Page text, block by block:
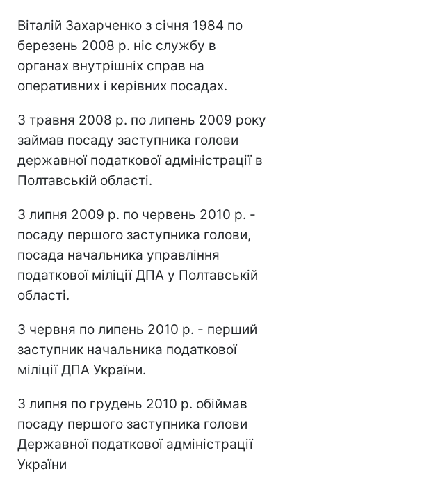
Віталій Захарченко з січня 1984 по
березень 2008 р. ніс службу в
органах внутрішніх справ на
оперативних і керівних посадах.
З травня 2008 р. по липень 2009 року
займав посаду заступника голови
державної податкової адміністрації в
Полтавській області.
З липня 2009 р. по червень 2010 р. -
посаду першого заступника голови,
посада начальника управління
податкової міліції ДПА у Полтавській
області.
З червня по липень 2010 р. - перший
заступник начальника податкової
міліції ДПА України.
З липня по грудень 2010 р. обіймав
посаду першого заступника голови
Державної податкової адміністрації
України